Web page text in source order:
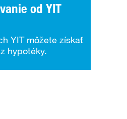
od YIT
YIT môžete získať
hypotéky.